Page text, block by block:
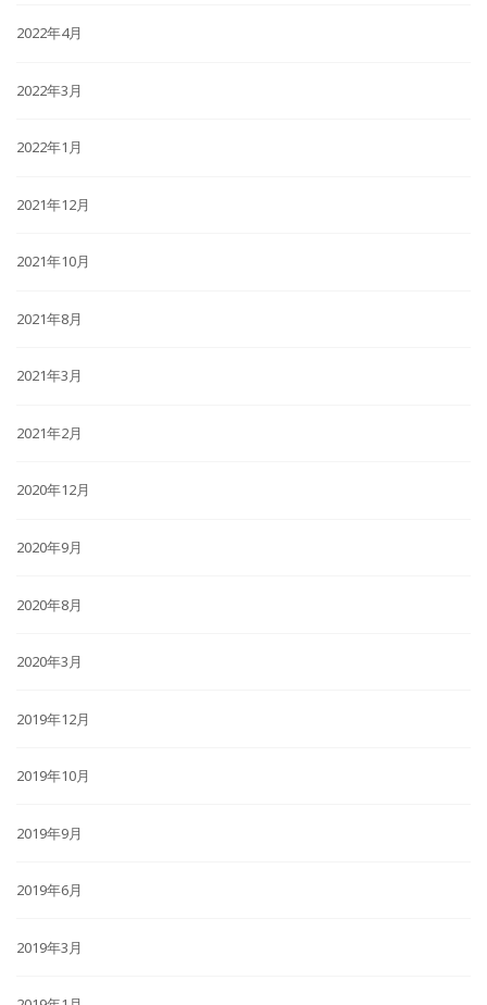
2022年4月
2022年3月
2022年1月
2021年12月
2021年10月
2021年8月
2021年3月
2021年2月
2020年12月
2020年9月
2020年8月
2020年3月
2019年12月
2019年10月
2019年9月
2019年6月
2019年3月